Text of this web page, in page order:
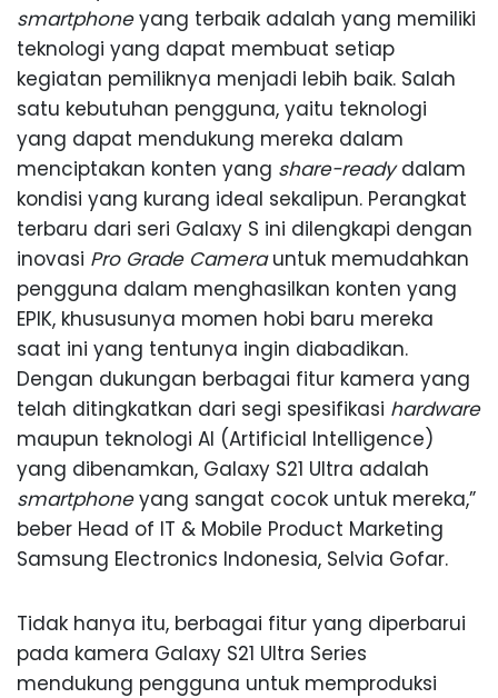
smartphoneyang terbaik adalah yang memiliki
teknologi yang dapat membuat setiap
kegiatan pemiliknya menjadi lebih baik. Salah
satu kebutuhan pengguna, yaitu teknologi
yang dapat mendukung mereka dalam
menciptakan konten yang share-readydalam
kondisi yang kurang ideal sekalipun. Perangkat
terbaru dari seri Galaxy S ini dilengkapi dengan
inovasi Pro Grade Camerauntuk memudahkan
pengguna dalam menghasilkan konten yang
EPIK, khususunya momen hobi baru mereka
saat ini yang tentunya ingin diabadikan.
Dengan dukungan berbagai fitur kamera yang
telah ditingkatkan dari segi spesifikasi hardware
maupun teknologi AI (Artificial Intelligence)
yang dibenamkan, Galaxy S21 Ultra adalah
smartphoneyang sangat cocok untuk mereka,”
beber Head of IT & Mobile Product Marketing
Samsung Electronics Indonesia, Selvia Gofar.
Tidak hanya itu, berbagai fitur yang diperbarui
pada kamera Galaxy S21 Ultra Series
mendukung pengguna untuk memproduksi